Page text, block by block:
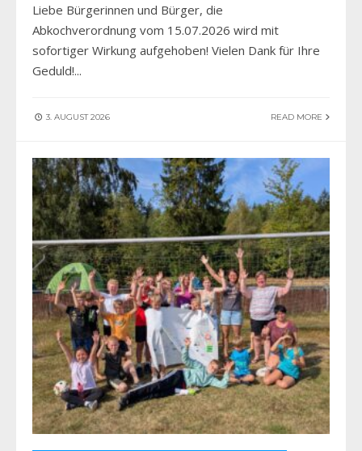
Liebe Bürgerinnen und Bürger, die
Abkochverordnung vom 15.07.2026 wird mit
sofortiger Wirkung aufgehoben! Vielen Dank für Ihre
Geduld!...
3. AUGUST 2026 READ MORE